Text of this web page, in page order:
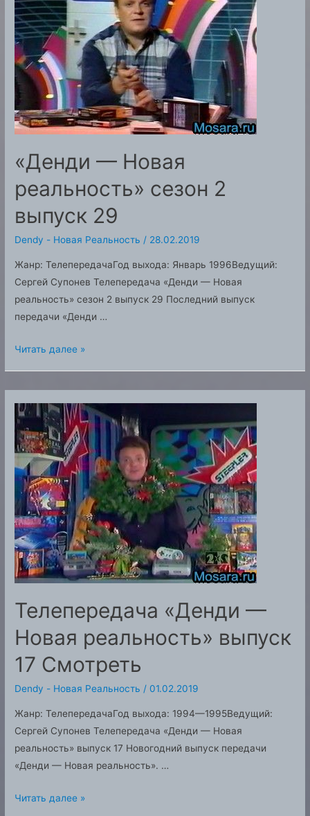
17
Смотреть
«Денди — Новая
реальность» сезон 2
выпуск 29
Dendy - Новая Реальность / 28.02.2019
Жанр: ТелепередачаГод выхода: Январь 1996Ведущий:
Сергей Супонев Телепередача «Денди — Новая
реальность» сезон 2 выпуск 29 Последний выпуск
передачи «Денди …
«Денди
сезон
2
выпуск
29
Читать далее »
Телепередача «Денди —
Новая реальность» выпуск
17 Смотреть
Dendy - Новая Реальность /01.02.2019
Жанр: ТелепередачаГод выхода: 1994—1995Ведущий:
Сергей Супонев Телепередача «Денди — Новая
реальность» выпуск 17 Новогодний выпуск передачи
«Денди — Новая реальность». …
Телепередача
Читать далее »